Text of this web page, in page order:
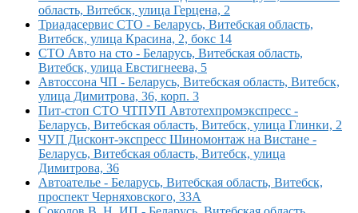
область, Витебск, улица Герцена, 2
Триадасервис СТО - Беларусь, Витебская область,
Витебск, улица Красина, 2, бокс 14
СТО Авто на сто - Беларусь, Витебская область,
Витебск, улица Евстигнеева, 5
Автоссона ЧП - Беларусь, Витебская область, Витебск,
улица Димитрова, 36, корп. 3
Пит-стоп СТО ЧТПУП Автотехпромэкспресс -
Беларусь, Витебская область, Витебск, улица Глинки, 2
ЧУП Дисконт-экспресс Шиномонтаж на Вистане -
Беларусь, Витебская область, Витебск, улица
Димитрова, 36
Автоателье - Беларусь, Витебская область, Витебск,
проспект Черняховского, 33А